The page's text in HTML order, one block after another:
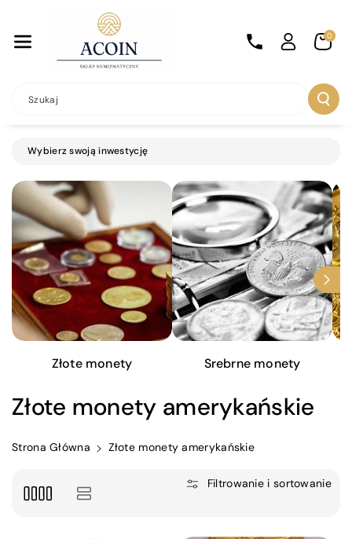
Szukaj
0
Wybierz swoją inwestycję
Złote monety Srebrne monety
Złote monety amerykańskie
Strona Główna Złote monety amerykańskie
Filtrowanie i sortowanie